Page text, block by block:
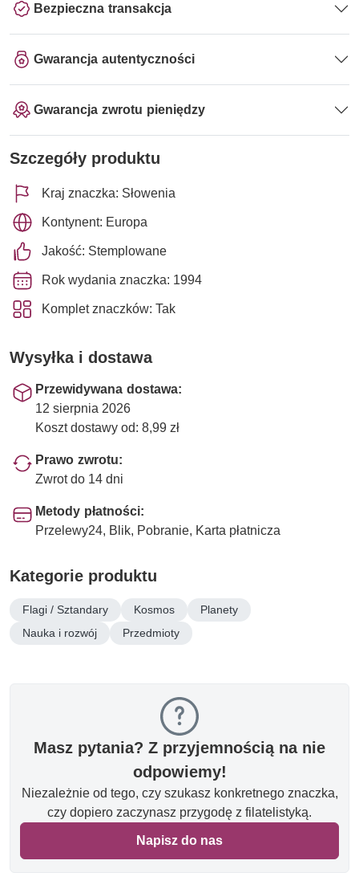
Bezpieczna transakcja
Gwarancja autentyczności
Gwarancja zwrotu pieniędzy
Szczegóły produktu
Kraj znaczka: Słowenia
Kontynent: Europa
Jakość: Stemplowane
Rok wydania znaczka: 1994
Komplet znaczków: Tak
Wysyłka i dostawa
Przewidywana dostawa:
12 sierpnia 2026
Koszt dostawy od: 8,99 zł
Prawo zwrotu:
Zwrot do 14 dni
Metody płatności:
Przelewy24, Blik, Pobranie, Karta płatnicza
Kategorie produktu
Flagi / Sztandary Kosmos
Planety
Nauka i rozwój
Przedmioty
Masz pytania? Z przyjemnością na nie
odpowiemy!
Niezależnie od tego, czy szukasz konkretnego znaczka,
czy dopiero zaczynasz przygodę z filatelistyką.
Napisz do nas